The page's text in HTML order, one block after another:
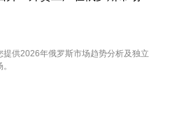
供2026年俄罗斯市场趋势分析及独立